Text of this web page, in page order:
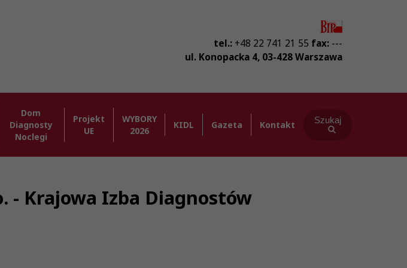
tel.: +48 22 741 21 55 fax: ---
ul. Konopacka 4, 03-428Warszawa
Dom
Diagnosty
Noclegi
Projekt
UE
WYBORY
2026
KIDL Gazeta Kontakt Szukaj
- Krajowa Izba Diagnostów